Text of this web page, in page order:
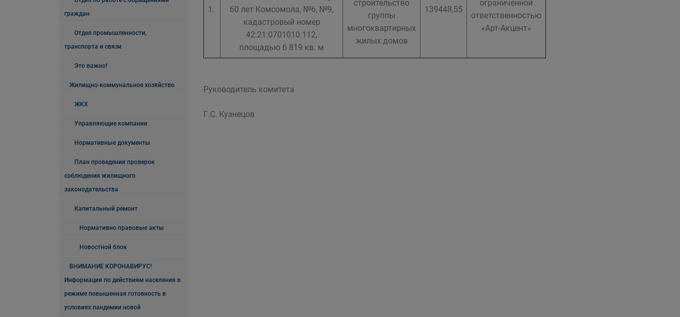
граждан
Отдел промышленности,
транспорта и связи
Это важно!
Жилищно-коммунальное хозяйство
ЖКХ
Управляющие компании
Нормативные документы
План проведения проверок
соблюдения жилищного
законодательства
Капитальный ремонт
Нормативно правовые акты
Новостной блок
ВНИМАНИЕ КОРОНАВИРУС!
Информация по действиям населения в
режиме повышенная готовность в
условиях пандемии новой
1.
60 лет Комсомола, №6, №9,
кадастровый номер
42:21:0701010:112,
площадью 6 819 кв. м
строительство
группы
многоквартирных
жилых домов
139448,55
ограниченной
ответственностью
«Арт-Акцент»
Руководитель комитета
Г.С. Кузнецов